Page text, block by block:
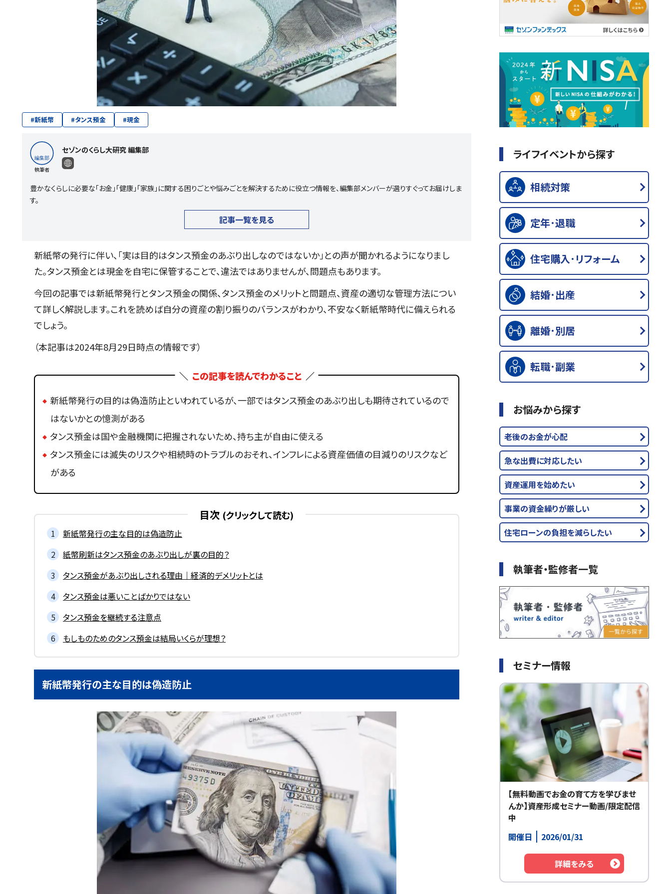
#新紙幣 #タンス預金 #現金
執筆者
セゾンのくらし大研究 編集部
豊かなくらしに必要な「お金」「健康」「家族」に関する困りごとや悩みごとを解決するために役立つ情報を、編集部メンバーが選りすぐってお届けしま
す。
記事一覧を見る
新紙幣の発行に伴い、「実は目的はタンス預金のあぶり出しなのではないか」との声が聞かれるようになりまし
た。タンス預金とは現金を自宅に保管することで、違法ではありませんが、問題点もあります。
今回の記事では新紙幣発行とタンス預金の関係、タンス預金のメリットと問題点、資産の適切な管理方法につい
て詳しく解説します。これを読めば自分の資産の割り振りのバランスがわかり、不安なく新紙幣時代に備えられる
でしょう。
（本記事は2024年8月29日時点の情報です）
この記事を読んでわかること
新紙幣発行の目的は偽造防止といわれているが、一部ではタンス預金のあぶり出しも期待されているので
はないかとの憶測がある
タンス預金は国や金融機関に把握されないため、持ち主が自由に使える
タンス預金には滅失のリスクや相続時のトラブルのおそれ、インフレによる資産価値の目減りのリスクなど
がある
目次
新紙幣発行の主な目的は偽造防止
紙幣刷新はタンス預金のあぶり出しが裏の目的？
タンス預金があぶり出しされる理由｜経済的デメリットとは
タンス預金は悪いことばかりではない
タンス預金を継続する注意点
もしものためのタンス預金は結局いくらが理想？
新紙幣発行の主な目的は偽造防止
ライフイベントから探す
相続対策
定年･退職
住宅購入･リフォーム
結婚･出産
離婚･別居
転職･副業
お悩みから探す
老後のお金が心配
急な出費に対応したい
資産運用を始めたい
事業の資金繰りが厳しい
住宅ローンの負担を減らしたい
執筆者・監修者一覧
セミナー情報
【無料動画でお金の育て方を学びませ
んか】資産形成セミナー動画/限定配信
中
開催日
2026/01/31
詳細をみる